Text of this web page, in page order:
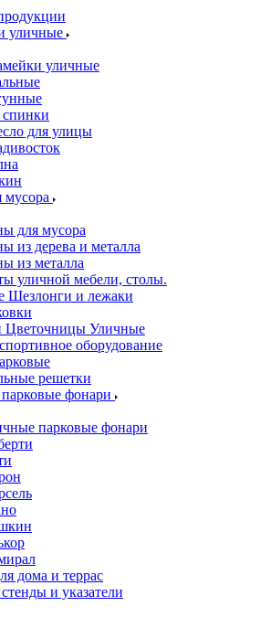
уличные
уличные
спинки
для улицы
для мусора
из дерева и металла
из металла
уличной мебели, столы.
Шезлонги и лежаки
Цветочницы Уличные
оборудование
решетки
фонари
парковые фонари
дома и террас
и указатели